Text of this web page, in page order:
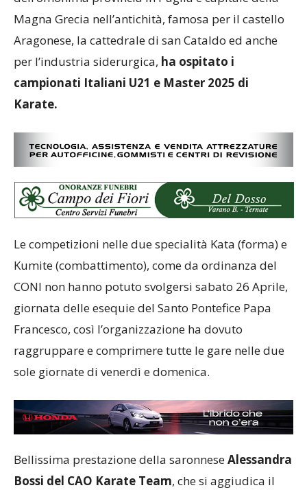
Magna Grecia nell’antichità, famosa per il castello
Aragonese, la cattedrale di san Cataldo ed anche
per l’industria siderurgica, ha ospitato i
campionati Italiani U21 e Master 2025 di
Karate.
Le competizioni nelle due specialità Kata (forma) e
Kumite (combattimento), come da ordinanza del
CONI non hanno potuto svolgersi sabato 26 Aprile,
giornata delle esequie del Santo Pontefice Papa
Francesco, così l’organizzazione ha dovuto
raggruppare e comprimere tutte le gare nelle due
sole giornate di venerdì e domenica.
Bellissima prestazione della saronneseAlessandra
Bossi del CAO Karate Team, che si aggiudica il